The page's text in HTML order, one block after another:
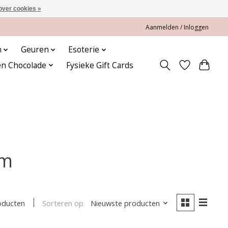
Aanmelden / Inloggen
Geuren
Esoterie
Chocolade
Fysieke Gift Cards
Sorteren op Nieuwste producten
cookies »